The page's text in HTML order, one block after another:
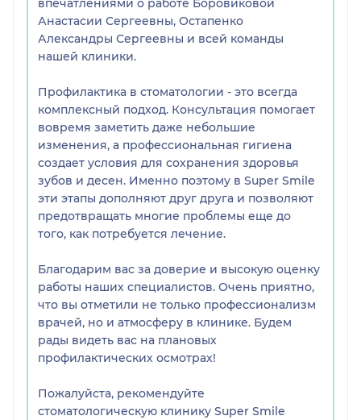
впечатлениями о работе Боровиковой
Анастасии Сергеевны, Остапенко
Александры Сергеевны и всей команды
нашей клиники.
Профилактика в стоматологии - это всегда
комплексный подход. Консультация помогает
вовремя заметить даже небольшие
изменения, а профессиональная гигиена
создает условия для сохранения здоровья
зубов и десен. Именно поэтому в Super Smile
эти этапы дополняют друг друга и позволяют
предотвращать многие проблемы еще до
того, как потребуется лечение.
Благодарим вас за доверие и высокую оценку
работы наших специалистов. Очень приятно,
что вы отметили не только профессионализм
врачей, но и атмосферу в клинике. Будем
рады видеть вас на плановых
профилактических осмотрах!
Пожалуйста, рекомендуйте
стоматологическую клинику Super Smile